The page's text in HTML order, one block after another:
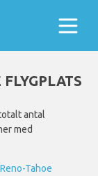
antal
med
Tahoe